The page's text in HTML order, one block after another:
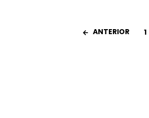
ANTERIOR 1